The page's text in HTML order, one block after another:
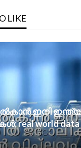
LIKE
നൽകാൻ ഇനി
real world data